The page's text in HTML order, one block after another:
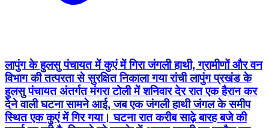
लापुंग के हुलसु पंचायत में कुएं में गिरा जंगली हाथी, ग्रामीणों और वन
विभाग की तत्परता से सुरक्षित निकाला गया रांची लापुंग प्रखंड के
हुलसु पंचायत अंतर्गत मंगरा टोली में शनिवार देर रात एक हैरान कर
देने वाली घटना सामने आई, जब एक जंगली हाथी जंगल के समीप
स्थित एक कुएं में गिर गया। घटना रात करीब साढ़े बारह बजे की